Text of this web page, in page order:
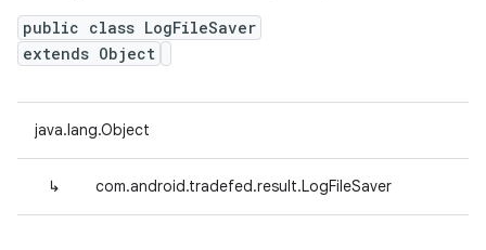
public class LogFileSaver
extends Object
java.lang.Object
↳ com.android.tradefed.result.LogFileSaver